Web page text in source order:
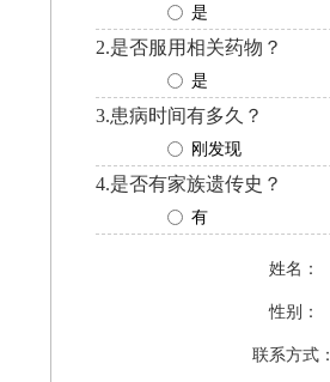
是
2.是否服用相关药物？
是
3.患病时间有多久？
刚发现
4.是否有家族遗传史？
有
姓名：
性别：
联系方式：